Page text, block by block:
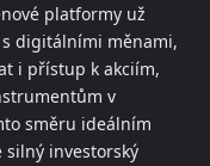
platformy už
digitálními měnami,
i přístup k akciím,
v
směru ideálním
investorský